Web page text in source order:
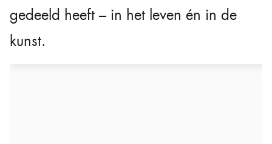
gedeeld heeft – in het leven én in de
kunst.